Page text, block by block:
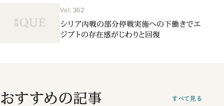
Vol. 362
シリア内戦の部分停戦実施への下働きでエ
ジプトの存在感がじわりと回復
おすすめの記事 すべて見る